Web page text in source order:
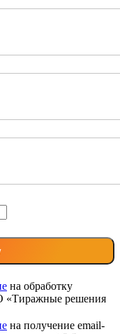
на обработку
«Тиражные решения
на получение email-